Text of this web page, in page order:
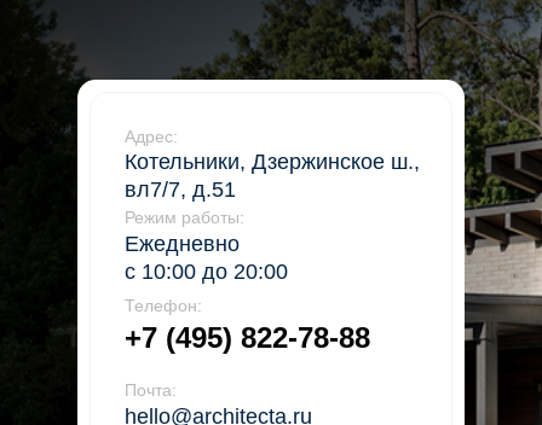
+7 (495) 822-78-88
Адрес:
Котельники, Дзержинское ш.,
вл7/7, д.51
Режим работы:
Ежедневно
с 10:00 до 20:00
Телефон:
Почта:
hello@architecta.ru